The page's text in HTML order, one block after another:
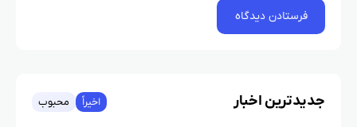
جدیدترین اخبار اخیراً محبوب